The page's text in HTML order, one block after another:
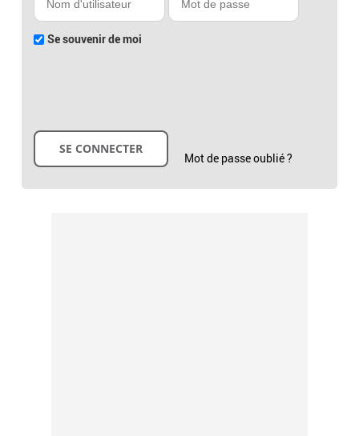
Se souvenir de moi
Mot de passe oublié ?